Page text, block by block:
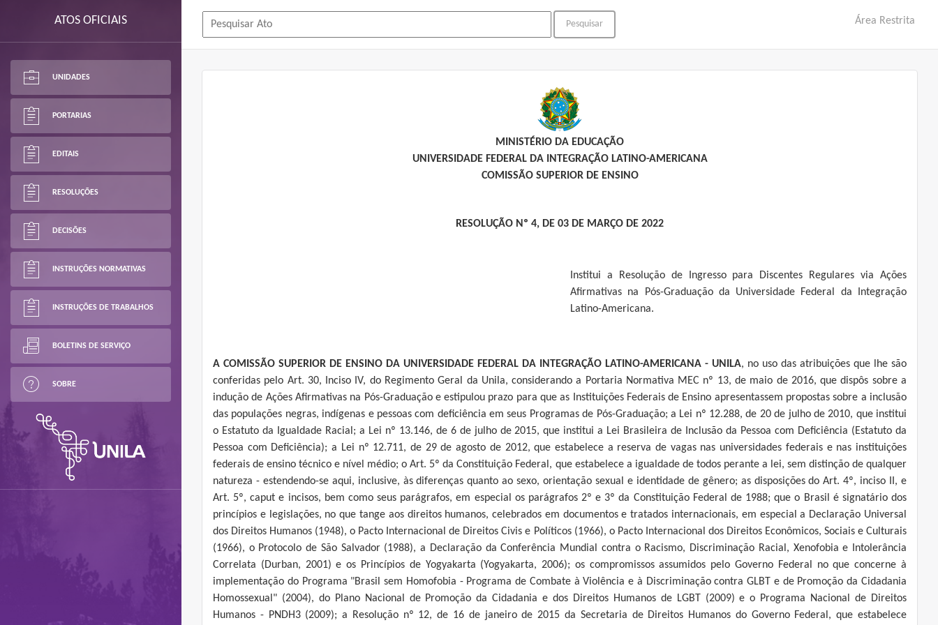
ATOS OFICIAIS
UNIDADES
PORTARIAS
EDITAIS
RESOLUÇÕES
DECISÕES
INSTRUÇÕES NORMATIVAS
INSTRUÇÕES DE TRABALHOS
BOLETINS DE SERVIÇO
SOBRE
Área Restrita
MINISTÉRIO DA EDUCAÇÃO
UNIVERSIDADE FEDERAL DA INTEGRAÇÃO LATINO-AMERICANA
COMISSÃO SUPERIOR DE ENSINO
RESOLUÇÃO Nº 4, DE 03 DE MARÇO DE 2022
Institui a Resolução de Ingresso para Discentes Regulares via Ações
Afirmativas na Pós-Graduação da Universidade Federal da Integração
Latino-Americana.
A COMISSÃO SUPERIOR DE ENSINO DA UNIVERSIDADE FEDERAL DA INTEGRAÇÃO LATINO-AMERICANA - UNILA, no uso das atribuições que lhe são
conferidas pelo Art. 30, Inciso IV, do Regimento Geral da Unila, considerando a Portaria Normativa MEC nº 13, de maio de 2016, que dispôs sobre a
indução de Ações Afirmativas na Pós-Graduação e estipulou prazo para que as Instituições Federais de Ensino apresentassem propostas sobre a inclusão
das populações negras, indígenas e pessoas com deficiência em seus Programas de Pós-Graduação; a Lei nº 12.288, de 20 de julho de 2010, que institui
o Estatuto da Igualdade Racial; a Lei nº 13.146, de 6 de julho de 2015, que institui a Lei Brasileira de Inclusão da Pessoa com Deficiência (Estatuto da
Pessoa com Deficiência); a Lei nº 12.711, de 29 de agosto de 2012, que estabelece a reserva de vagas nas universidades federais e nas instituições
federais de ensino técnico e nível médio; o Art. 5º da Constituição Federal, que estabelece a igualdade de todos perante a lei, sem distinção de qualquer
natureza - estendendo-se aqui, inclusive, às diferenças quanto ao sexo, orientação sexual e identidade de gênero; as disposições do Art. 4º, inciso II, e
Art. 5º, caput e incisos, bem como seus parágrafos, em especial os parágrafos 2º e 3º da Constituição Federal de 1988; que o Brasil é signatário dos
princípios e legislações, no que tange aos direitos humanos, celebrados em documentos e tratados internacionais, em especial a Declaração Universal
dos Direitos Humanos (1948), o Pacto Internacional de Direitos Civis e Políticos (1966), o Pacto Internacional dos Direitos Econômicos, Sociais e Culturais
(1966), o Protocolo de São Salvador (1988), a Declaração da Conferência Mundial contra o Racismo, Discriminação Racial, Xenofobia e Intolerância
Correlata (Durban, 2001) e os Princípios de Yogyakarta (Yogyakarta, 2006); os compromissos assumidos pelo Governo Federal no que concerne à
implementação do Programa "Brasil sem Homofobia - Programa de Combate à Violência e à Discriminação contra GLBT e de Promoção da Cidadania
Homossexual" (2004), do Plano Nacional de Promoção da Cidadania e dos Direitos Humanos de LGBT (2009) e o Programa Nacional de Direitos
Humanos - PNDH3 (2009); a Resolução nº 12, de 16 de janeiro de 2015 da Secretaria de Direitos Humanos do Governo Federal, que estabelece